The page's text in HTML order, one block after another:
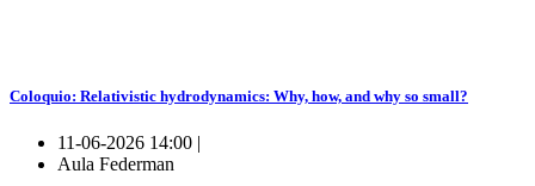
Coloquio: Relativistic hydrodynamics: Why, how, and why so small?
11-06-2026 14:00 |
Aula Federman